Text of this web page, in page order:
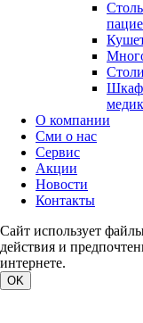
О компании
Сми о нас
Сервис
Акции
Новости
Контакты
Сайт использует
действия и
интернете.
OK